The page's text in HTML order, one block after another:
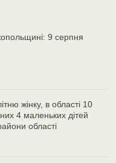
9 серпня
жінку, в області 10
4 маленьких дітей
області